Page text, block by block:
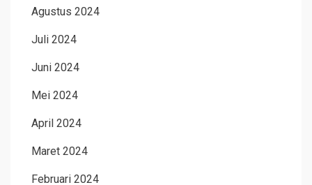
Agustus 2024
Juli 2024
Juni 2024
Mei 2024
April 2024
Maret 2024
Februari 2024